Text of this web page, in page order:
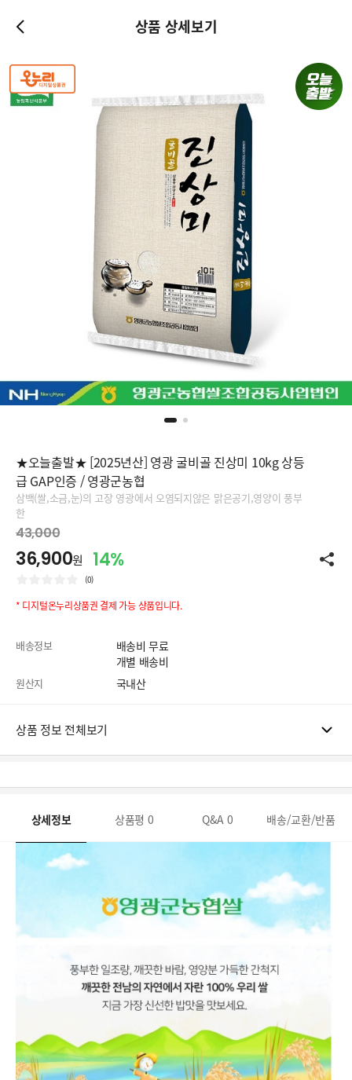
상품 상세보기
★오늘출발★ [2025년산] 영광 굴비골 진상미 10kg 상등
급 GAP인증 / 영광군농협
삼백(쌀,소금,눈)의 고장 영광에서 오염되지않은 맑은공기,영양이 풍부
한
43,000
36,900원 14%
(0)
* 디지털온누리상품권 결제 가능 상품입니다.
배송정보
배송비 무료
개별 배송비
원산지 국내산
상품 정보 전체보기
상세정보 상품평 0 Q&A 0 배송/교환/반품